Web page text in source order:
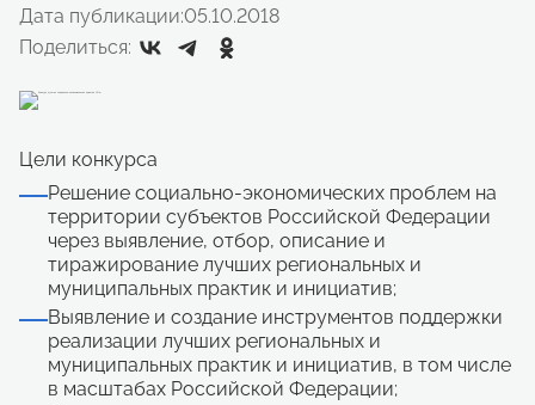
Дата публикации:05.10.2018
Поделиться:
Цели конкурса
Решение социально-экономических проблем на
территории субъектов Российской Федерации
через выявление, отбор, описание и
тиражирование лучших региональных и
муниципальных практик и инициатив;
Выявление и создание инструментов поддержки
реализации лучших региональных и
муниципальных практик и инициатив, в том числе
в масштабах Российской Федерации;